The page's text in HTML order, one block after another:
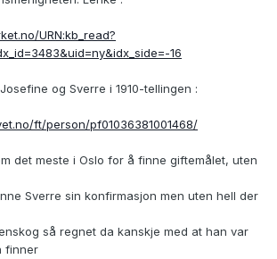
URN:kb_read?
16
og Sverre i 1910-tellingen :
ft/person/pf01036381001468/
det meste i Oslo for å finne giftemålet, uten
Sverre sin konfirmasjon men uten hell der
så regnet da kanskje med at han var
finner